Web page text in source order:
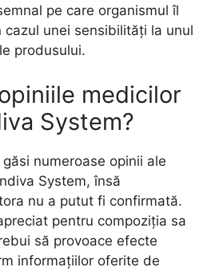
pe care organismul îl
unei sensibilități la unul
produsului.
medicilor
System?
numeroase opinii ale
System, însă
nu a putut fi confirmată.
pentru compoziția sa
să provoace efecte
informațiilor oferite de